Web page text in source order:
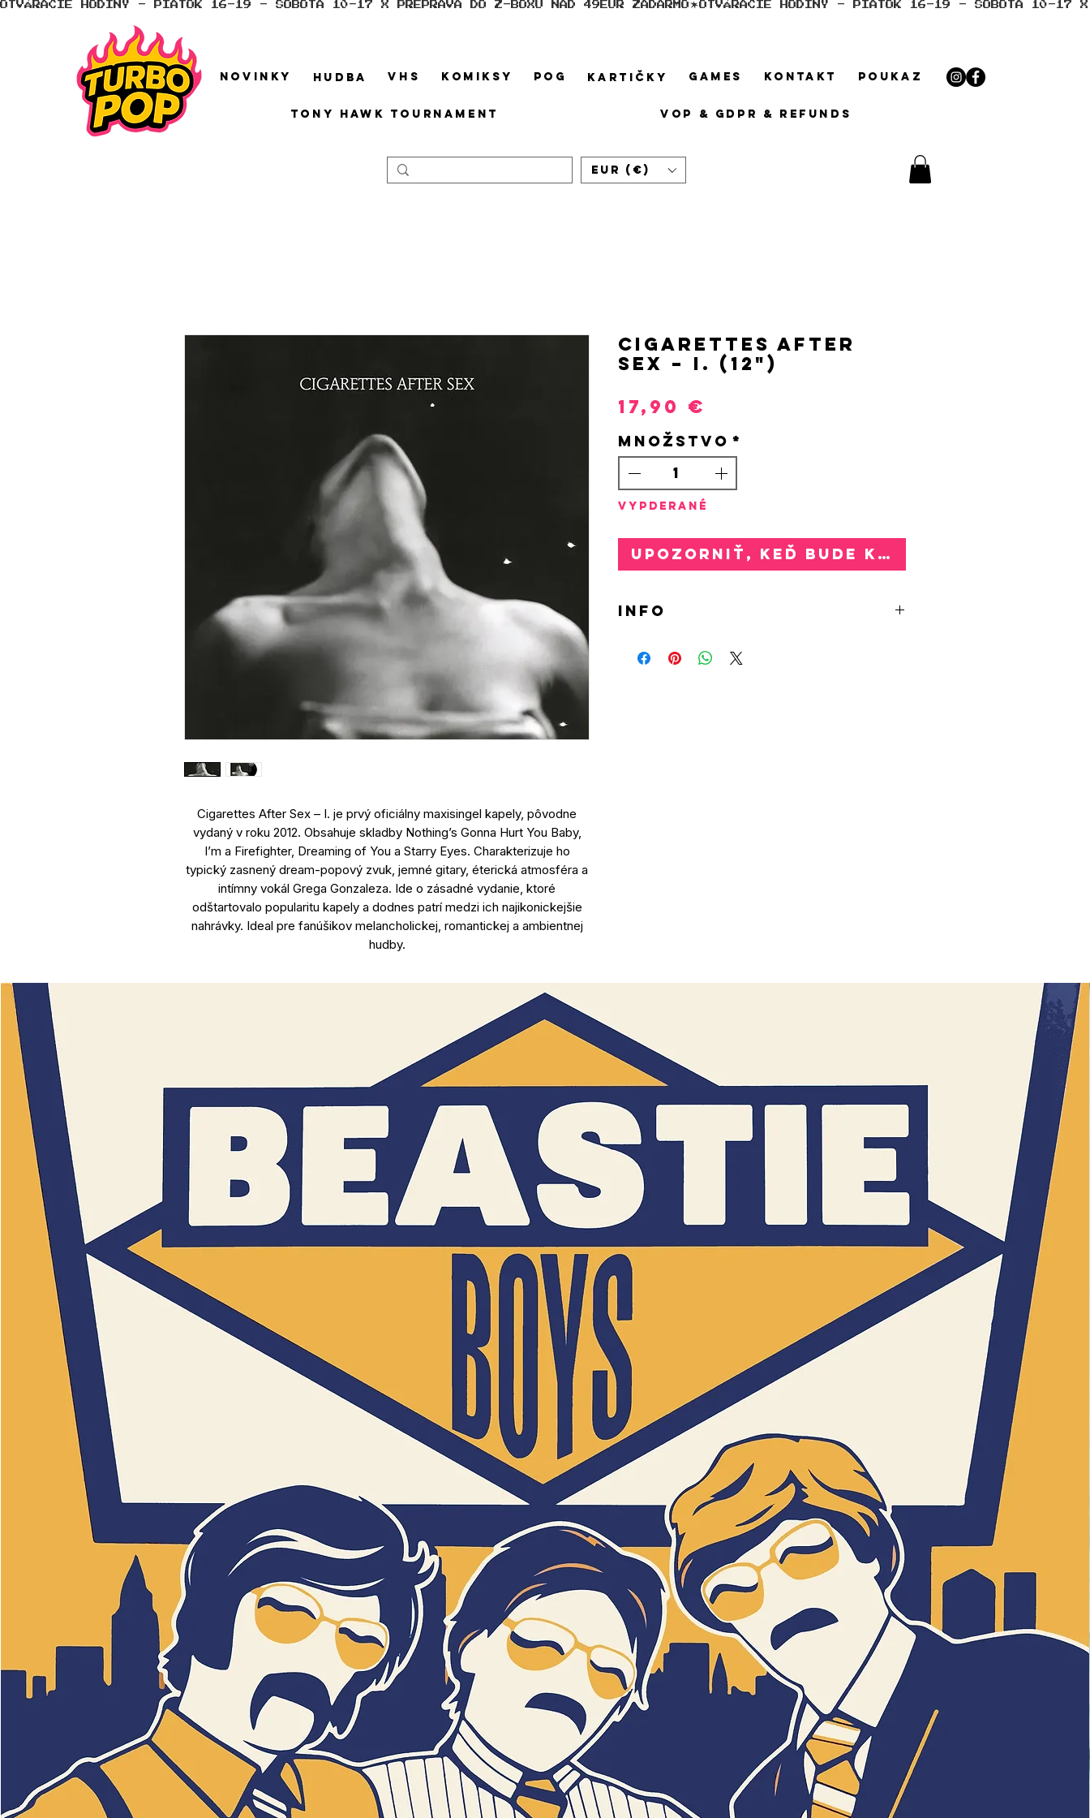
OTVÁRACIE HODINY - PIATOK 16-19 - SOBOTA 10-17 X PREPRAVA DO Z-BOXU NAD 49EUR ZADARMO
NOVINKY HUDBA VHS KOMIKSY POG KARTIČKY GAMES KONTAKT POUKAZ
TONY HAWK TOURNAMENT VOP & GDPR & REFUNDS
EUR (€)
Cigarettes After Sex – I. je prvý oficiálny maxisingel kapely, pôvodne
vydaný v roku 2012. Obsahuje skladby Nothing’s Gonna Hurt You Baby,
I’m a Firefighter, Dreaming of You a Starry Eyes. Charakterizuje ho
typický zasnený dream-popový zvuk, jemné gitary, éterická atmosféra a
intímny vokál Grega Gonzaleza. Ide o zásadné vydanie, ktoré
odštartovalo popularitu kapely a dodnes patrí medzi ich najikonickejšie
nahrávky. Ideal pre fanúšikov melancholickej, romantickej a ambientnej
hudby.
Cigarettes After
Sex – I. (12")
17,90 €
Množstvo *
VYPDERANÉ
Upozorniť, keď bude k dispozícii
INFO